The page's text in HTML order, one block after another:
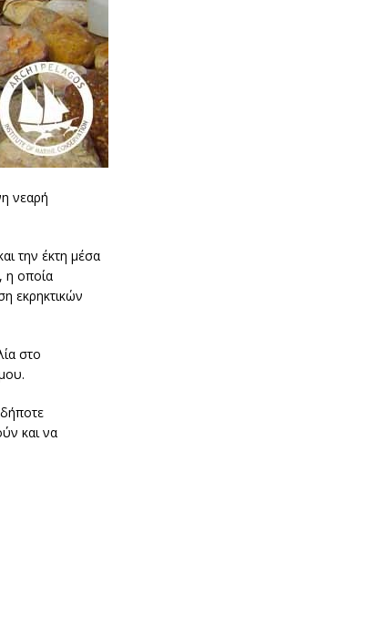
νεαρή
την έκτη μέσα
η οποία
εκρηκτικών
στο
και να